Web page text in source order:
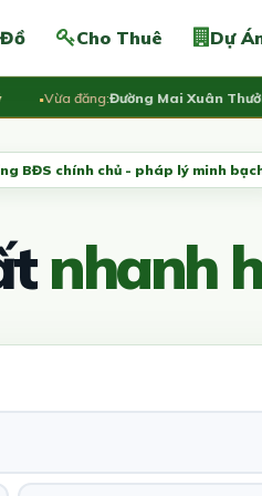
Cho Thuê Dự
Vừa đăng:Đường Mai Xuân Thưởng
BĐS chính chủ - pháp lý minh
nhanh